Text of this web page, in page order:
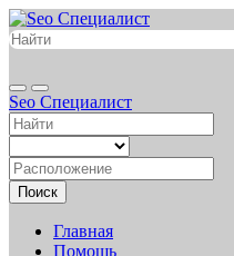
Seo Специалист
Поиск
Главная
Помощь